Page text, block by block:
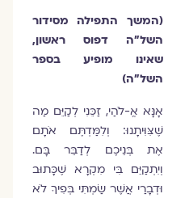
(המשך התפילה מסידור
השל"ה דפוס ראשון,
שאינו מופיע בספר
השל"ה)
אָנָּא אֱ-לֹהַי, זַכֵּנִי לְקַיֵּם מַה
שֶׁצִּוִּיתָנוּ: וְלִמַּדְתֶּם אֹתָם
אֶת בְּנֵיכֶם לְדַבֵּר בָּם.
וְיִתְקַיֵּם בִּי מִקְרָא שֶׁכָּתוּב
וּדְבָרַי אֲשֶׁר שַׂמְתִּי בְּפִיךָ לֹא